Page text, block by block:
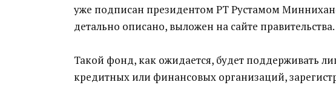
уже подписан президентом РТ Рустамом
детально описано, выложен на сайте правительства.
Такой фонд, как ожидается, будет поддерживать
кредитных или финансовых организаций,